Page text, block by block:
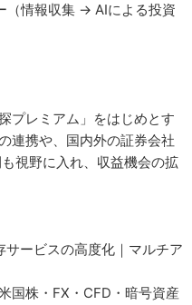
（情報収集 → AIによる投資
プレミアム」をはじめとす
連携や、国内外の証券会社
視野に入れ、収益機会の拡
ービスの高度化｜マルチア
国株・FX・CFD・暗号資産